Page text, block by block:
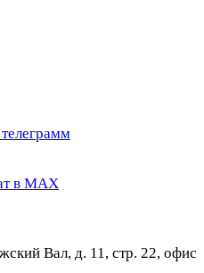
в МАХ
Вал, д. 11, стр. 22, офис